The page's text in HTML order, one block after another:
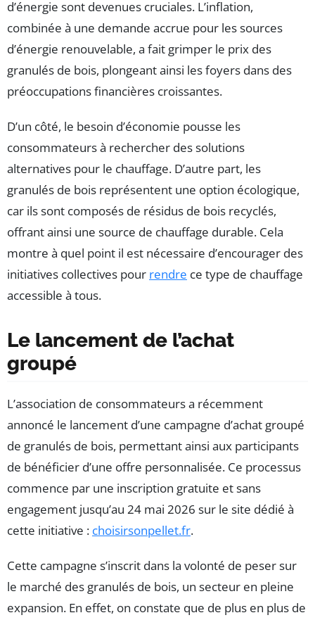
d’énergie sont devenues cruciales. L’inflation,
combinée à une demande accrue pour les sources
d’énergie renouvelable, a fait grimper le prix des
granulés de bois, plongeant ainsi les foyers dans des
préoccupations financières croissantes.
D’un côté, le besoin d’économie pousse les
consommateurs à rechercher des solutions
alternatives pour le chauffage. D’autre part, les
granulés de bois représentent une option écologique,
car ils sont composés de résidus de bois recyclés,
offrant ainsi une source de chauffage durable. Cela
montre à quel point il est nécessaire d’encourager des
initiatives collectives pour rendre ce type de chauffage
accessible à tous.
Le lancement de l’achat
groupé
L’association de consommateurs a récemment
annoncé le lancement d’une campagne d’achat groupé
de granulés de bois, permettant ainsi aux participants
de bénéficier d’une offre personnalisée. Ce processus
commence par une inscription gratuite et sans
engagement jusqu’au 24 mai 2026 sur le site dédié à
cette initiative : choisirsonpellet.fr.
Cette campagne s’inscrit dans la volonté de peser sur
le marché des granulés de bois, un secteur en pleine
expansion. En effet, on constate que de plus en plus de